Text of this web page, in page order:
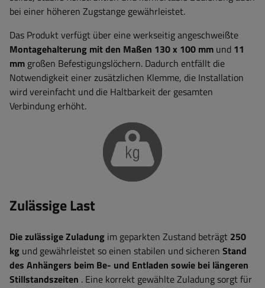
bei einer höheren Zugstange gewährleistet.
Das Produkt verfügt über eine werkseitig angeschweißte
Montagehalterung mit den Maßen 130 x 100 mm und 11
mm großen Befestigungslöchern. Dadurch entfällt die
Notwendigkeit einer zusätzlichen Klemme, die Installation
wird vereinfacht und die Haltbarkeit der gesamten
Verbindung erhöht.
Zulässige Last
Die zulässige Zuladung im geparkten Zustand beträgt 250
kg und gewährleistet so einen stabilen und sicheren Stand
des Anhängers beim Be- und Entladen sowie bei längeren
Stillstandszeiten . Eine korrekt gewählte Zuladung sorgt für